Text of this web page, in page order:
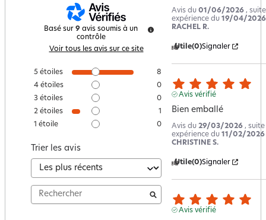
Basé sur 9 avis soumis à un
contrôle
Voir tous les avis sur ce site
5 étoiles
8
4 étoiles
0
3 étoiles
0
2 étoiles
1
1 étoile 0
Trier les avis
Avis du 01/06/2026 ,
expérience du 19/04/2026
RACHEL R.
Utile(0)Signaler
Avis vérifié
Bien emballé
Avis du 29/03/2026 , suite
expérience du 11/02/2026
CHRISTINE S.
Utile(0)Signaler
Avis vérifié